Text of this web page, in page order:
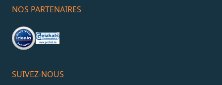
NOS PARTENAIRES
SUIVEZ-NOUS